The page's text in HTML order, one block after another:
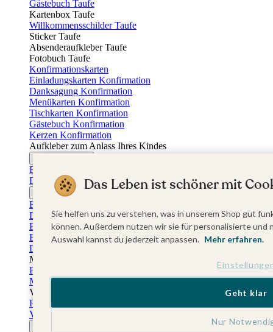
Gästebuch Taufe
Kartenbox Taufe
Willkommensschilder Taufe
Sticker Taufe
Absenderaufkleber Taufe
Fotobuch Taufe
Konfirmationskarten
Einladungskarten Konfirmation
Danksagung Konfirmation
Menükarten Konfirmation
Tischkarten Konfirmation
Gästebuch Konfirmation
Kerzen Konfirmation
Aufkleber zum Anlass Ihres Kindes
Einladungskarten Firmung
Dankeskarten Firmung
Jugendweihekarten
Einladungskarten Jugendweihe
Dankeskarten Jugendweihe
Einschulungskarten
Einladungskarten Einschulung
Danksagung Einschulung
Muttertag
Fotogeschenke Muttertag
Muttertagskarten
Vatertag
Fotogeschenke Vatertag
Vatertagskarten
Das Leben ist schöner mit
Sie helfen uns zu verstehen, was in unserem Shop gut
können. Außerdem nutzen wir sie für personalisierte
Auswahl kannst du jederzeit anpassen. Mehr erfahren.
Nur
Geht klar